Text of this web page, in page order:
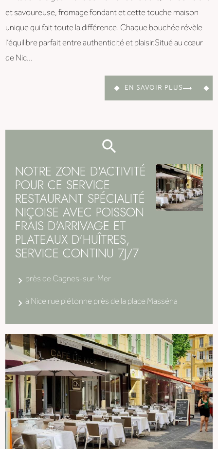
et savoureuse, fromage fondant et cette touche maison
unique qui fait toute la différence. Chaque bouchée révèle
l’équilibre parfait entre authenticité et plaisir.Situé au cœur
de Nic...
EN SAVOIR PLUS
NOTRE ZONE D'ACTIVITÉ
POUR CE SERVICE
RESTAURANT SPÉCIALITÉ
NIÇOISE AVEC POISSON
FRAIS D'ARRIVAGE ET
PLATEAUX D'HUÎTRES,
SERVICE CONTINU 7J/7
près de Cagnes-sur-Mer
à Nice rue piétonne près de la place Masséna